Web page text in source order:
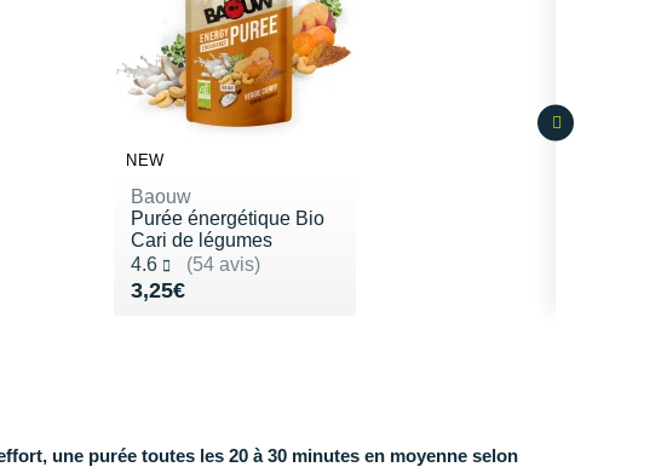
une purée toutes les 20 à 30 minutes en moyenne selon
NEW
Baouw
Purée énergétique Bio
Cari de légumes
4.6
(54 avis)
Noté 4.6 sur 5
3,25€
Vendu 3,25€